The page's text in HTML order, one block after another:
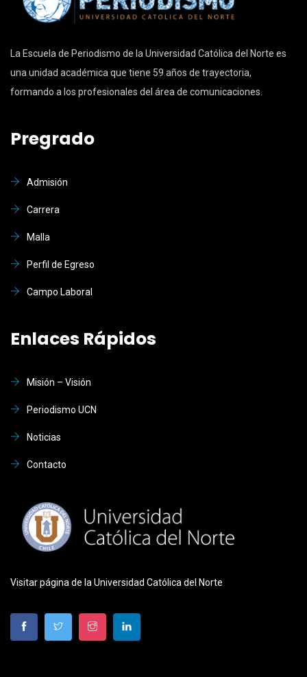
La Escuela de Periodismo de la Universidad Católica del Norte es
una unidad académica que tiene 59 años de trayectoria,
formando a los profesionales del área de comunicaciones.
Pregrado
Admisión
Carrera
Malla
Perfil de Egreso
Campo Laboral
Enlaces Rápidos
Misión – Visión
Periodismo UCN
Noticias
Contacto
Visitar página de la Universidad Católica del Norte